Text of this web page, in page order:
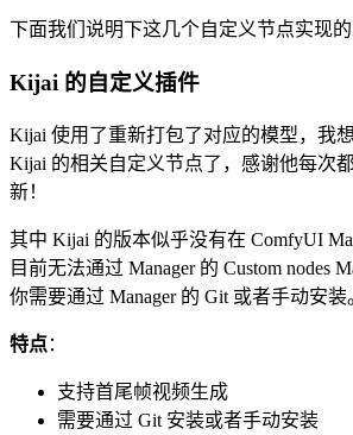
下面我们说明下这几个自定义节点实现的
Kijai 的自定义插件
Kijai 使用了重新打包了对应的模型，我
Kijai 的相关自定义节点了，感谢他每次
新！
其中 Kijai 的版本似乎没有在 ComfyUI
目前无法通过 Manager 的 Custom nodes
你需要通过 Manager 的 Git 或者手动安装
特点：
支持首尾帧视频生成
需要通过 Git 安装或者手动安装